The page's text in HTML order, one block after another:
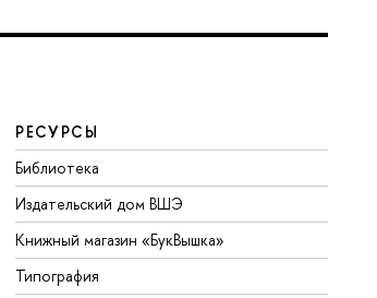
РЕСУРСЫ
Библиотека
Издательский дом ВШЭ
Книжный магазин «БукВышка»
Типография